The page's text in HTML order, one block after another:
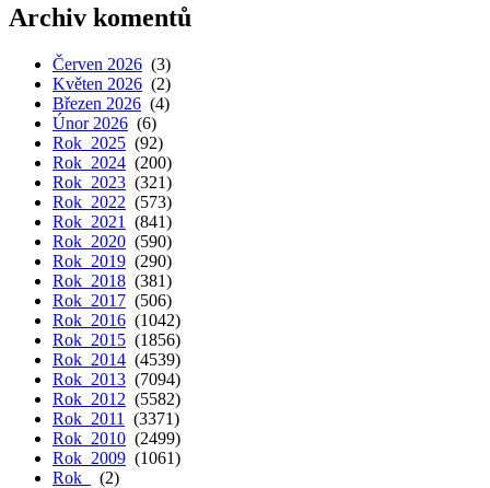
Archiv komentů
Červen 2026 (3)
Květen 2026 (2)
Březen 2026 (4)
Únor 2026 (6)
Rok 2025 (92)
Rok 2024 (200)
Rok 2023 (321)
Rok 2022 (573)
Rok 2021
(841)
Rok 2020 (590)
Rok 2019 (290)
Rok 2018 (381)
Rok 2017 (506)
Rok 2016 (1042)
Rok 2015 (1856)
Rok 2014 (4539)
Rok 2013 (7094)
Rok 2012 (5582)
Rok 2011
(3371)
Rok 2010 (2499)
Rok 2009 (1061)
Rok
(2)